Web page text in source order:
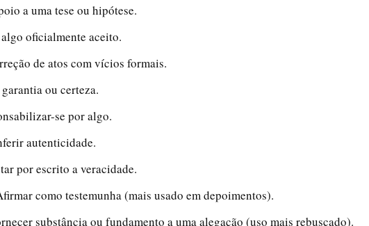
a uma tese ou hipótese.
oficialmente aceito.
de atos com vícios formais.
ou certeza.
se por algo.
autenticidade.
por escrito a veracidade.
como testemunha (mais usado em depoimentos).
substância ou fundamento a uma alegação (uso mais rebuscado).